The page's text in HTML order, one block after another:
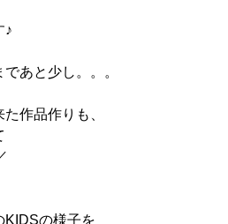
♪
あと少し。。。
作品作りも、
KIDSの様子を